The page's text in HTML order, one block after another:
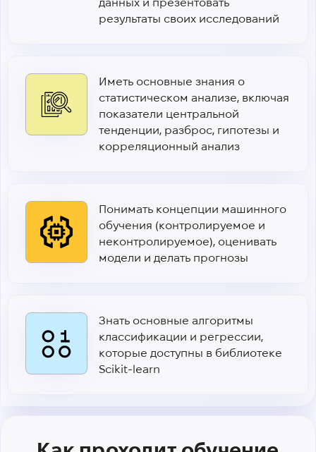
данных и презентовать
результаты своих исследований
Иметь основные знания о
статистическом анализе, включая
показатели центральной
тенденции, разброс, гипотезы и
корреляционный анализ
Понимать концепции машинного
обучения (контролируемое и
неконтролируемое), оценивать
модели и делать прогнозы
Знать основные алгоритмы
классификации и регрессии,
которые доступны в библиотеке
Scikit-learn